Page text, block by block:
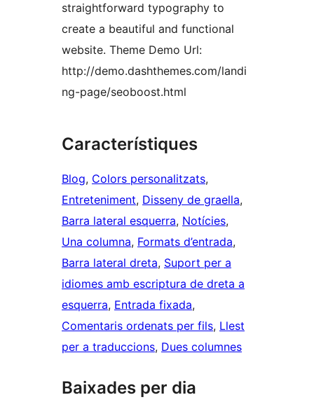
straightforward typography to
create a beautiful and functional
website. Theme Demo Url:
http://demo.dashthemes.com/landi
ng-page/seoboost.html
Característiques
Blog, Colors personalitzats
Entreteniment, Disseny de graella
Barra lateral esquerra, Notícies
Una columna, Formats d’entrada
Barra lateral dreta, Suport per a
idiomes amb escriptura de dreta a
esquerra, Entrada fixada
Comentaris ordenats per fils, Llest
per a traduccions, Dues columnes
Baixades per dia